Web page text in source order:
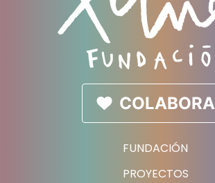
FUNDACIÓN
PROYECTOS
COLABORA